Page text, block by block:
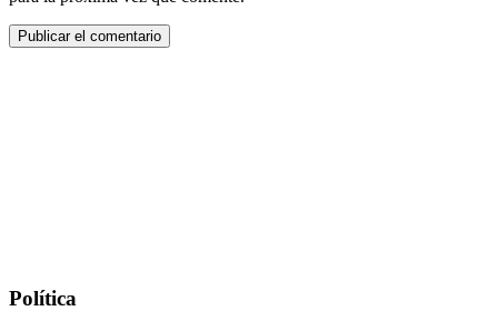
Política